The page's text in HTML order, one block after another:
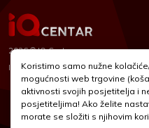
2026 © IQ Centar
Izrada:Nubilus
Koristimo samo nužne
mogućnosti web trgovine
aktivnosti svojih posjetitelja i
posjetiteljima! Ako želite
morate se složiti s njihovim